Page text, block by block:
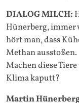
DIALOG MILCH:
Hünerberg, immer
hört man, dass
Methan ausstoßen.
Machen diese
Klima kaputt?
Martin